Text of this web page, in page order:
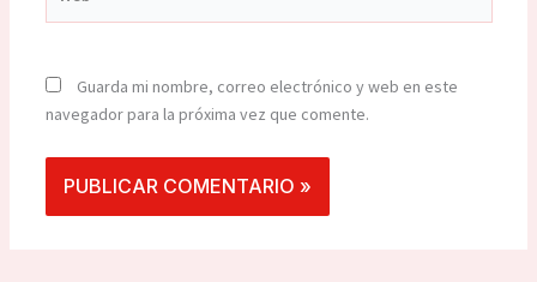
Guarda mi nombre, correo electrónico y web en este
navegador para la próxima vez que comente.